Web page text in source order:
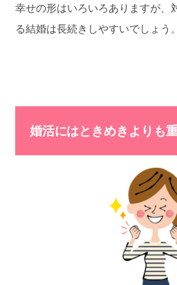
幸せの形はいろいろありますが、
る結婚は長続きしやすいでしょう。
婚活にはときめきよりも